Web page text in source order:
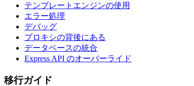
テンプレートエンジンの使用
エラー処理
デバッグ
プロキシの背後にある
データベースの統合
Express API のオーバーライド
移行ガイド